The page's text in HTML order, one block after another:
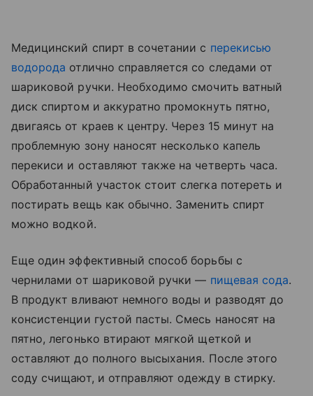
Медицинский спирт в сочетании с перекисью
водорода отлично справляется со следами от
шариковой ручки. Необходимо смочить ватный
диск спиртом и аккуратно промокнуть пятно,
двигаясь от краев к центру. Через 15 минут на
проблемную зону наносят несколько капель
перекиси и оставляют также на четверть часа.
Обработанный участок стоит слегка потереть и
постирать вещь как обычно. Заменить спирт
можно водкой.
Еще один эффективный способ борьбы с
чернилами от шариковой ручки — пищевая сода.
В продукт вливают немного воды и разводят до
консистенции густой пасты. Смесь наносят на
пятно, легонько втирают мягкой щеткой и
оставляют до полного высыхания. После этого
соду счищают, и отправляют одежду в стирку.